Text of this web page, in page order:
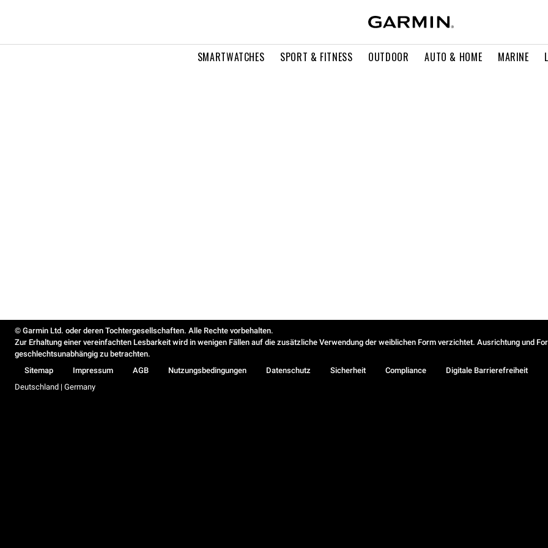
SMARTWATCHES SPORT & FITNESS OUTDOOR AUTO & HOME MARINE
© Garmin Ltd. oder deren Tochtergesellschaften. Alle Rechte vorbehalten.
Zur Erhaltung einer vereinfachten Lesbarkeit wird in wenigen Fällen auf die zusätzliche Verwendung der weiblichen Form verzichtet. Ausrichtung und
geschlechtsunabhängig zu betrachten.
Sitemap
Impressum AGB Nutzungsbedingungen Datenschutz Sicherheit Compliance
Digitale Barrierefreiheit
Deutschland | Germany